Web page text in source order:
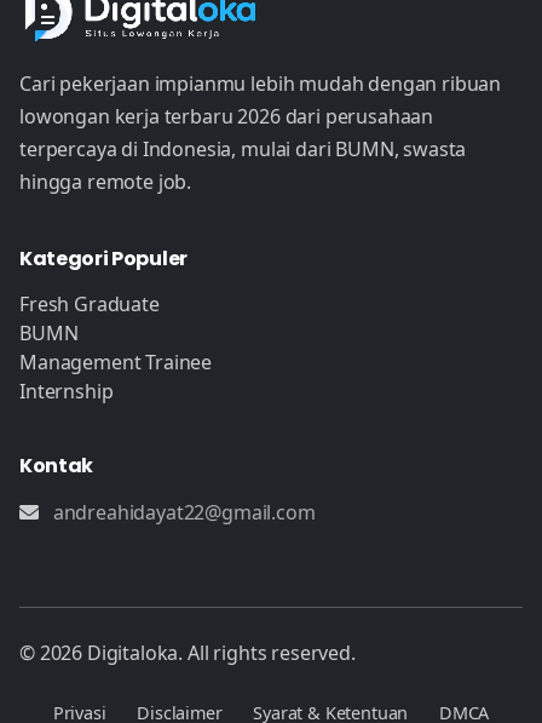
Cari pekerjaan impianmu lebih mudah dengan ribuan
lowongan kerja terbaru 2026 dari perusahaan
terpercaya di Indonesia, mulai dari BUMN, swasta
hingga remote job.
Kategori Populer
Fresh Graduate
BUMN
Management Trainee
Internship
Kontak
andreahidayat22@gmail.com
© 2026 Digitaloka. All rights reserved.
Privasi Disclaimer Syarat & Ketentuan DMCA